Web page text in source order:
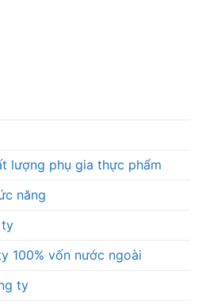
lượng phụ gia thực phẩm
năng
ty
100% vốn nước ngoài
ty